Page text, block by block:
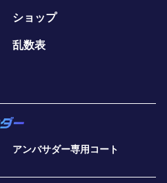
ショップ
乱数表
アンバサダー専用コート